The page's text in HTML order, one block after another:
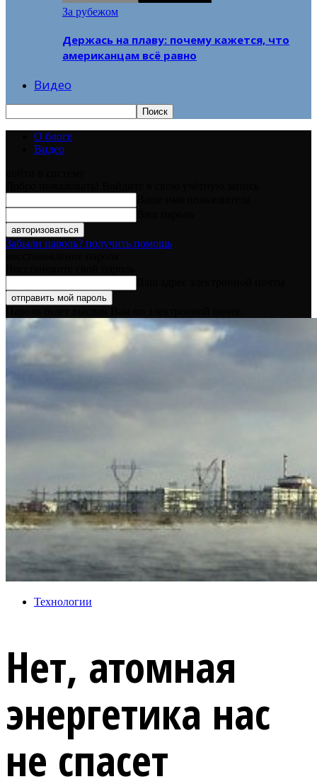
За рубежом
Держась на плаву: почему кажется, что
американцам всё равно
Видео
О блоге
Видео
Забыли пароль? получить помощь
Технологии
Нет, атомная
энергетика нас
не спасет